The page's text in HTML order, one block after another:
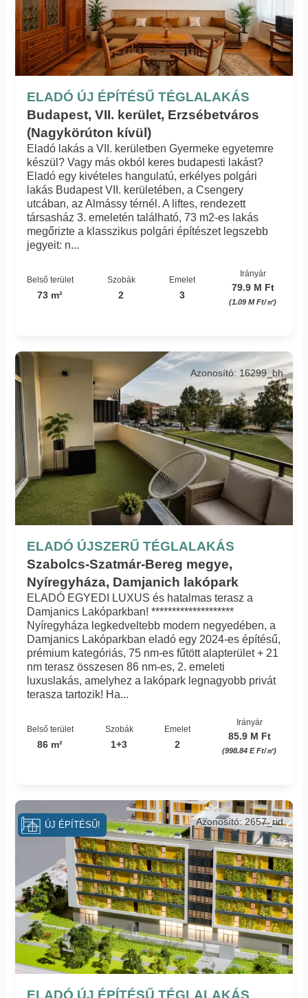
ELADÓ ÚJ ÉPÍTÉSŰ TÉGLALAKÁS
Budapest, VII. kerület, Erzsébetváros
(Nagykörúton kívül)
Eladó lakás a VII. kerületben Gyermeke egyetemre
készül? Vagy más okból keres budapesti lakást?
Eladó egy kivételes hangulatú, erkélyes polgári
lakás Budapest VII. kerületében, a Csengery
utcában, az Almássy térnél. A liftes, rendezett
társasház 3. emeletén található, 73 m2-es lakás
megőrizte a klasszikus polgári építészet legszebb
jegyeit: n...
Belső terület
73 m²
Szobák
2
Emelet
3
Irányár
79.9 M Ft
(1.09 M Ft/㎡)
ELADÓ ÚJSZERŰ TÉGLALAKÁS
Szabolcs-Szatmár-Bereg megye,
Nyíregyháza, Damjanich lakópark
Azonosító: 16299_bh
ELADÓ EGYEDI LUXUS és hatalmas terasz a
Damjanics Lakóparkban! ********************
Nyíregyháza legkedveltebb modern negyedében, a
Damjanics Lakóparkban eladó egy 2024-es építésű,
prémium kategóriás, 75 nm-es fűtött alapterület + 21
nm terasz összesen 86 nm-es, 2. emeleti
luxuslakás, amelyhez a lakópark legnagyobb privát
terasza tartozik! Ha...
Belső terület
86 m²
Szobák
1+3
Emelet
2
Irányár
85.9 M Ft
(998.84 E Ft/㎡)
ELADÓ ÚJ ÉPÍTÉSŰ TÉGLALAKÁS
Azonosító: 2657_rid
ÚJ ÉPÍTÉSŰ!